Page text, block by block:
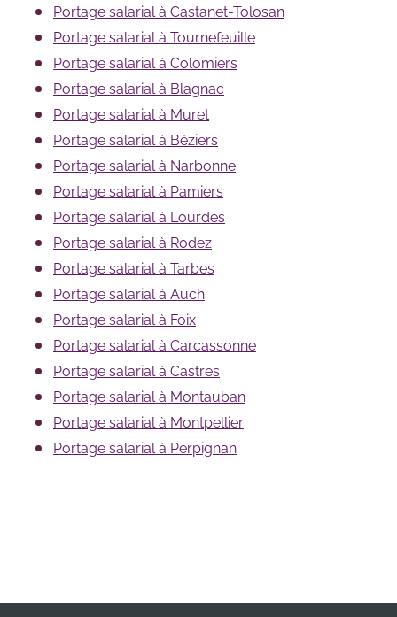
Portage salarial à Castanet-Tolosan
Portage salarial à Tournefeuille
Portage salarial à Colomiers
Portage salarial à Blagnac
Portage salarial à Muret
Portage salarial à Béziers
Portage salarial à Narbonne
Portage salarial à Pamiers
Portage salarial à Lourdes
Portage salarial à Rodez
Portage salarial à Tarbes
Portage salarial à Auch
Portage salarial à Foix
Portage salarial à Carcassonne
Portage salarial à Castres
Portage salarial à Montauban
Portage salarial à Montpellier
Portage salarial à Perpignan